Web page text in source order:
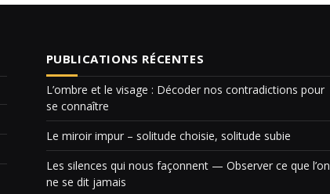
PUBLICATIONS RÉCENTES
L’ombre et le visage : Décoder nos contradictions pour
se connaître
Le miroir impur – solitude choisie, solitude subie
Les silences qui nous façonnent — Observer ce que l’on
ne se dit jamais